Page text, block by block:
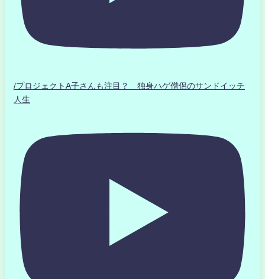
/プロジェクトA子さんも注目？ 独身ハゲ僧侶のサンドイッチ
人生